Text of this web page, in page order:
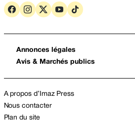
Annonces légales
Avis & Marchés publics
A propos d’Imaz Press
Nous contacter
Plan du site